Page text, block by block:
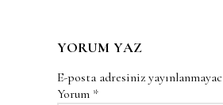
YORUM YAZ
E-posta adresiniz
Yorum *